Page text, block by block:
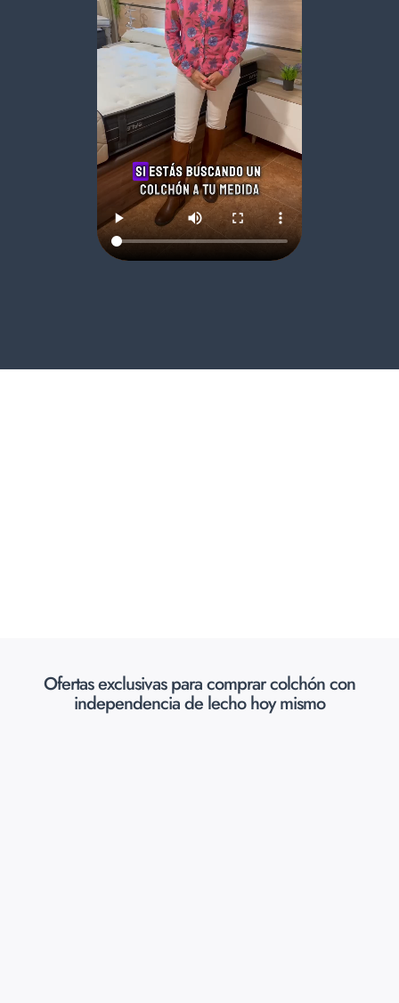
Ofertas exclusivas para comprar colchón con
independencia de lecho hoy mismo